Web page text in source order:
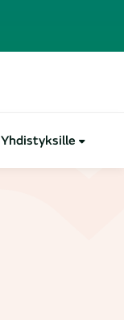
Yhdistyksille